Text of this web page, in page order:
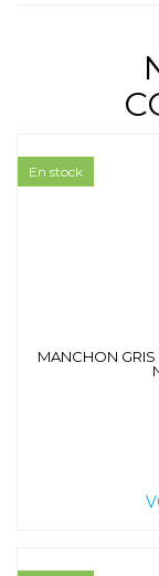
MANCHON GRIS
En stock